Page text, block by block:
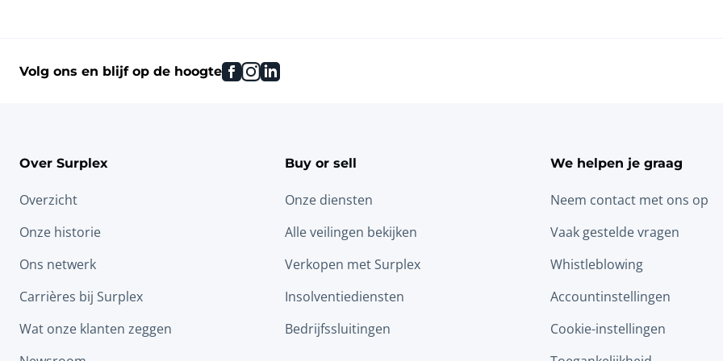
Volg ons en blijf op de hoogte facebook
instagram
linkedin
Over Surplex
Overzicht
Onze historie
Ons netwerk
Carrières bij Surplex
Wat onze klanten zeggen
Buy or sell
Onze diensten
Alle veilingen bekijken
Verkopen met Surplex
Insolventiediensten
Bedrijfssluitingen
We helpen je graag
Neem contact met ons op
Vaak gestelde vragen
Whistleblowing
Accountinstellingen
Cookie-instellingen